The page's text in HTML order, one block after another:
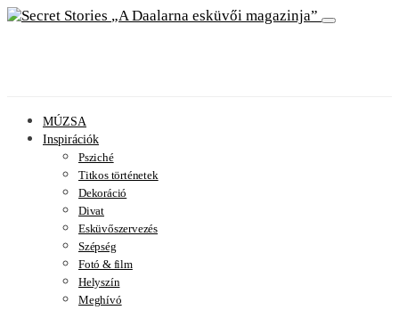
A Daalarna esküvői magazinja
MÚZSA
Inspirációk
Psziché
Titkos történetek
Dekoráció
Divat
Esküvőszervezés
Szépség
Fotó & film
Helyszín
Meghívó